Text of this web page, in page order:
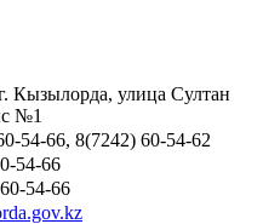
Кызылорда, улица Султан
№1
54-66, 8(7242) 60-54-62
54-66
54-66